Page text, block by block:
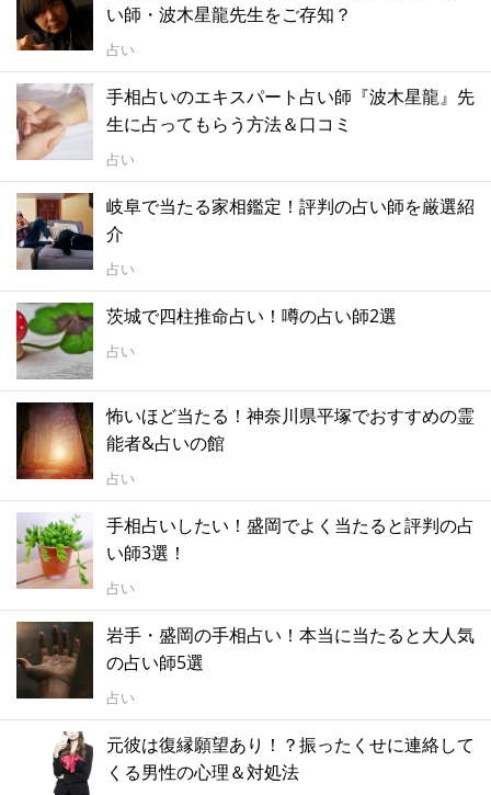
い師・波木星龍先生をご存知？
占い
手相占いのエキスパート占い師『波木星龍』先
生に占ってもらう方法＆口コミ
占い
岐阜で当たる家相鑑定！評判の占い師を厳選紹
介
占い
茨城で四柱推命占い！噂の占い師2選
占い
怖いほど当たる！神奈川県平塚でおすすめの霊
能者&占いの館
占い
手相占いしたい！盛岡でよく当たると評判の占
い師3選！
占い
岩手・盛岡の手相占い！本当に当たると大人気
の占い師5選
占い
元彼は復縁願望あり！？振ったくせに連絡して
くる男性の心理＆対処法